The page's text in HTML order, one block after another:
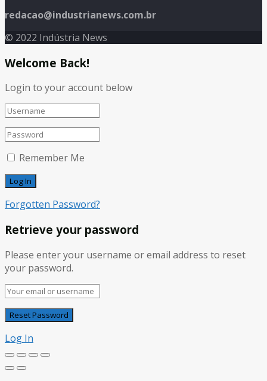
redacao@industrianews.com.br
© 2022 Indústria News
Welcome Back!
Login to your account below
Remember Me
Forgotten Password?
Retrieve your password
Please enter your username or email address to reset
your password.
Log In